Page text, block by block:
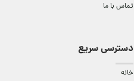
تماس با ما
دسترسی سریع
خانه